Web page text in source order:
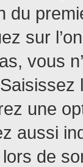
du
sur
vous
une
aussi
de